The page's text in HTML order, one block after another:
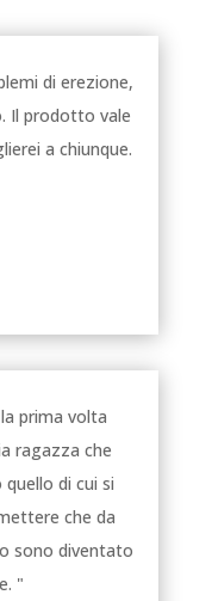
di erezione,
Il prodotto vale
a chiunque.
prima volta
ragazza che
di cui si
che da
sono diventato
"